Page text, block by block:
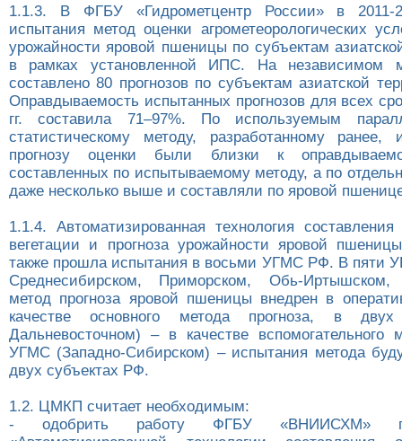
1.1.3. В ФГБУ «Гидрометцентр России» в 2011-
испытания метод оценки агрометеорологических
урожайности яровой пшеницы по субъектам
в рамках установленной ИПС. На независимом
составлено 80 прогнозов по субъектам азиатской
Оправдываемость испытанных прогнозов для всех
гг. составила 71–97%. По используемым
статистическому методу, разработанному ранее,
прогнозу оценки были близки к
составленных по испытываемому методу, а по
даже несколько выше и составляли по яровой
1.1.4. Автоматизированная технология
вегетации и прогноза урожайности яровой
также прошла испытания в восьми УГМС РФ. В пяти
Среднесибирском, Приморском, Обь-Иртышском,
метод прогноза яровой пшеницы внедрен в
качестве основного метода прогноза, в
Дальневосточном) – в качестве вспомогательного
УГМС (Западно-Сибирском) – испытания метода
двух субъектах РФ.
1.2. ЦМКП считает необходимым:
- одобрить работу ФГБУ «ВНИИСХМ» по